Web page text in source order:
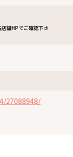
舗HPでご確認下さ
27088948/